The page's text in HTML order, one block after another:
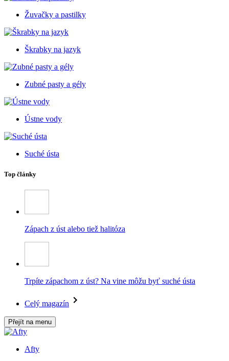
Žuvačky a pastilky
Škrabky na jazyk
Zubné pasty a gély
Ústne vody
Suché ústa
Top články
Zápach z úst alebo tiež halitóza
Trpíte zápachom z úst? Na vine môžu byť suché ústa
Celý magazín
Přejít na menu
Afty